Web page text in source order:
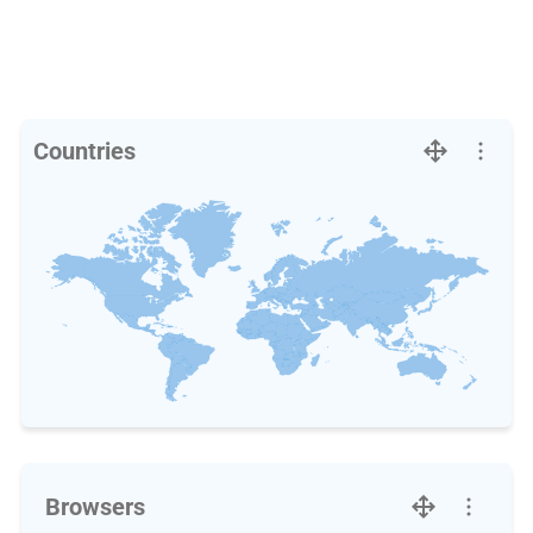
Countries
Browsers